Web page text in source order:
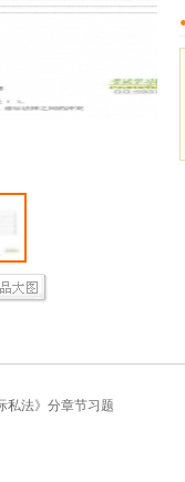
私法》分章节习题